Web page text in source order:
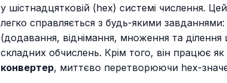
у шістнадцятковій (hex) системі числення.
легко справляється з будь-якими
(додавання, віднімання, множення та
складних обчислень. Крім того, він працює
конвертер, миттєво перетворюючи hex-